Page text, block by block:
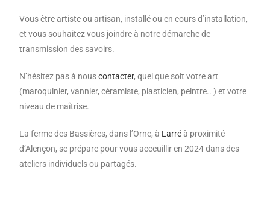
Vous être artiste ou artisan, installé ou en cours d’installation,
et vous souhaitez vous joindre à notre démarche de
transmission des savoirs.
N’hésitez pas à nouscontacter, quel que soitvotre art
(maroquinier, vannier, céramiste, plasticien, peintre.. ) et votre
niveau de maîtrise.
La ferme des Bassières,dans l’Orne, à Larréà proximité
d’Alençon, se prépare pour vous acceuillir en 2024 dans des
ateliers individuels ou partagés.